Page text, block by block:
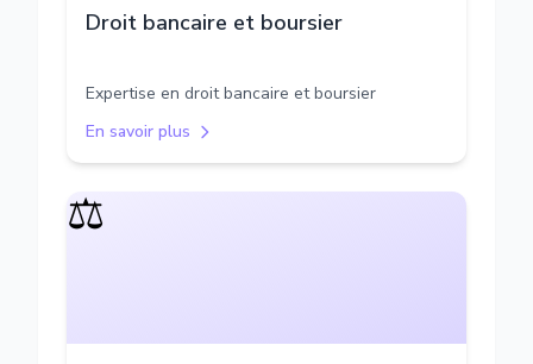
Droit bancaire et boursier
Expertise en droit bancaire et boursier
En savoir plus
⚖️